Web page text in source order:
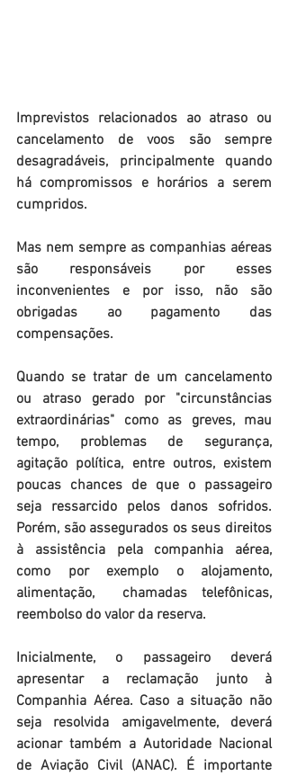
Imprevistos relacionados ao atraso ou
cancelamento de voos são sempre
desagradáveis, principalmente quando
há compromissos e horários a serem
cumpridos.
Mas nem sempre as companhias aéreas
são responsáveis por esses
inconvenientes e por isso, não são
obrigadas ao pagamento das
compensações.
Quando se tratar de um cancelamento
ou atraso gerado por "circunstâncias
extraordinárias" como as greves, mau
tempo, problemas de segurança,
agitação política, entre outros, existem
poucas chances de que o passageiro
seja ressarcido pelos danos sofridos.
Porém, são assegurados os seus direitos
à assistência pela companhia aérea,
como por exemplo o alojamento,
alimentação,  chamadas telefônicas,
reembolso do valor da reserva.
Inicialmente, o passageiro deverá
apresentar a reclamação junto à
Companhia Aérea. Caso a situação não
seja resolvida amigavelmente, deverá
acionar também a Autoridade Nacional
de Aviação Civil (ANAC). É importante